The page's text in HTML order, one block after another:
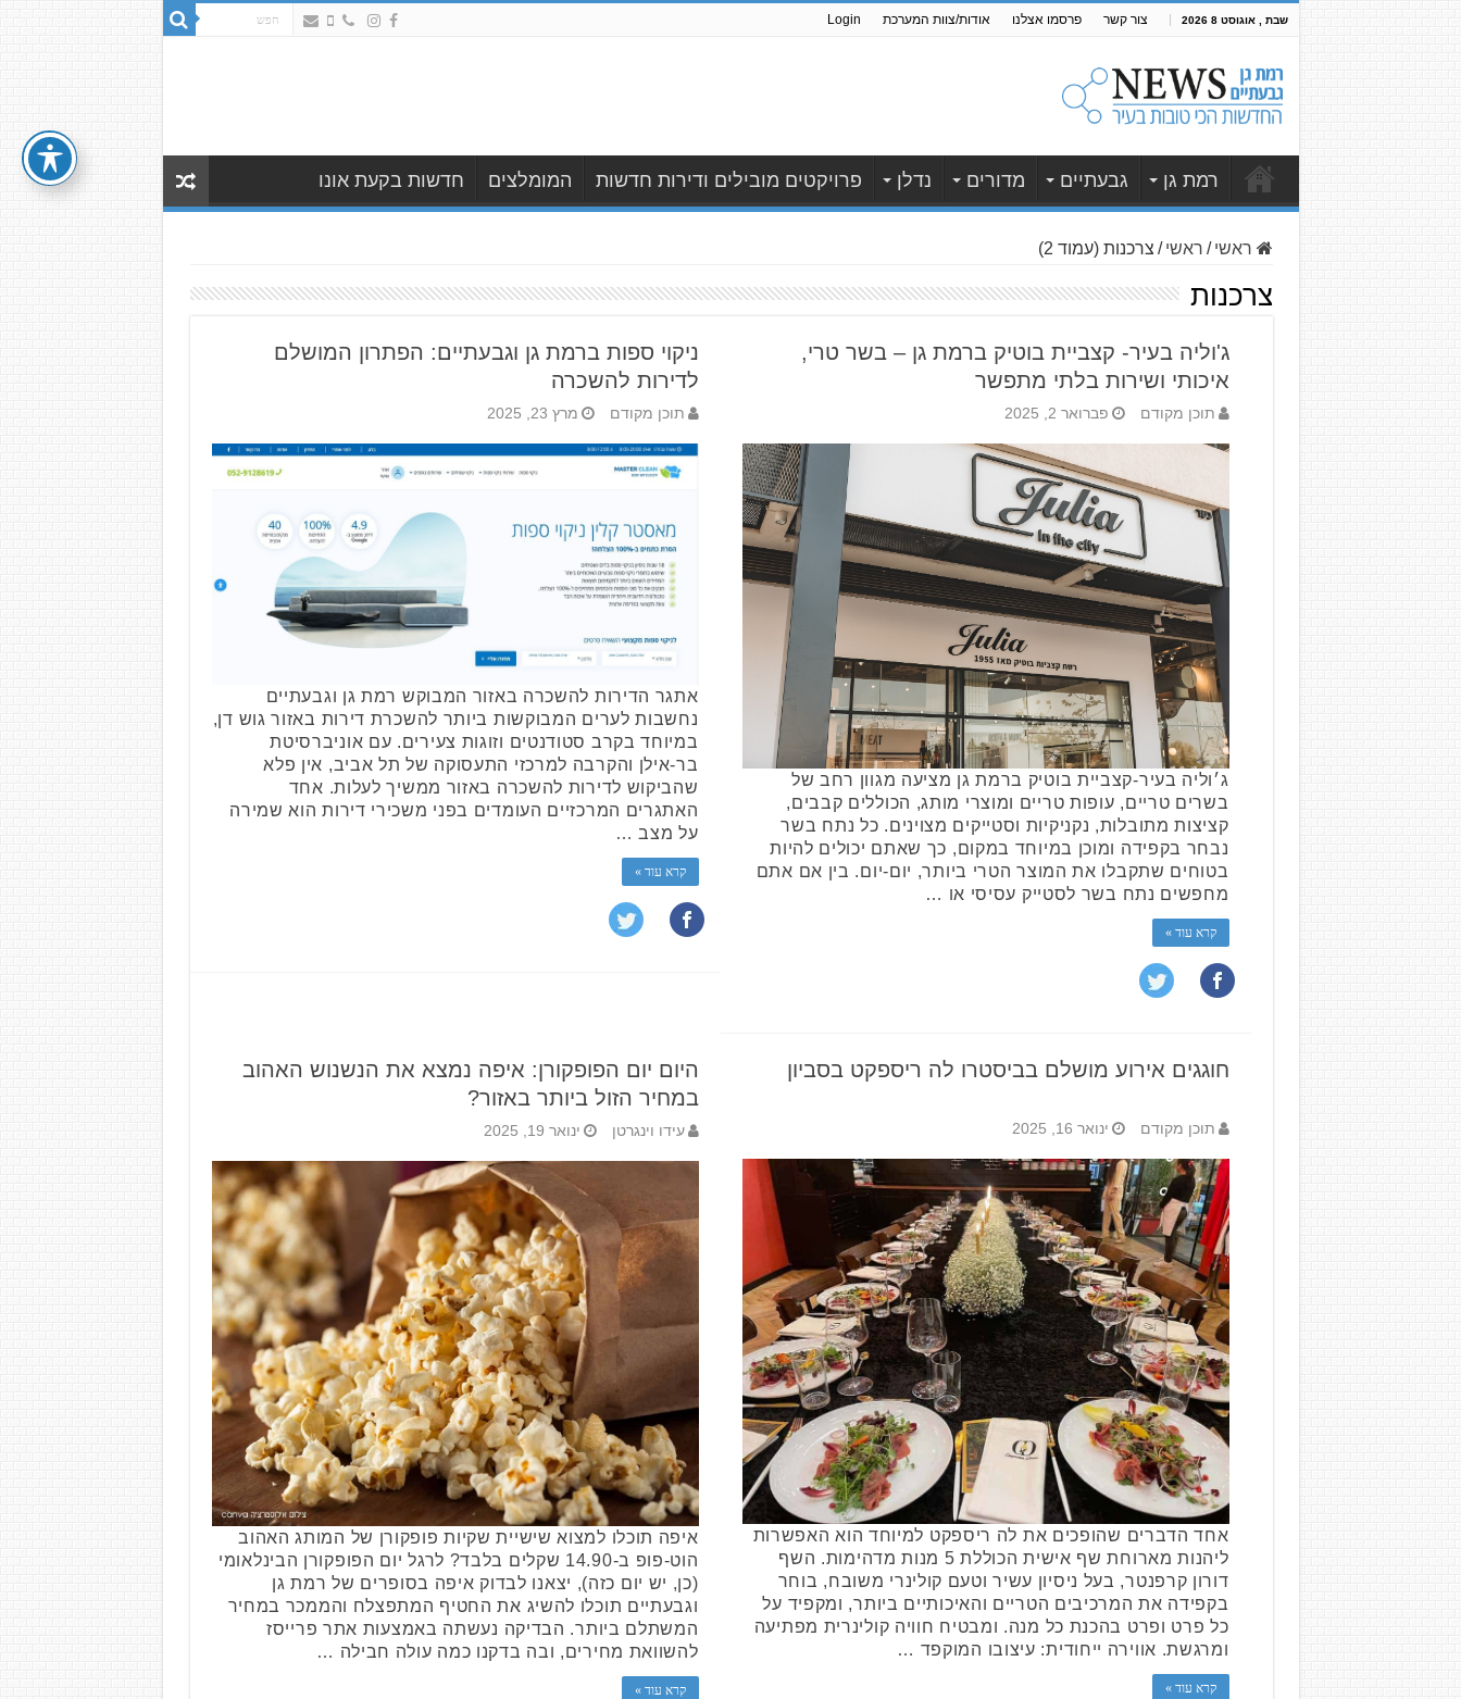
שבת , אוגוסט 8 2026 צור קשר פרסמו אצלנו אודות/צוות המערכת Login
רמת גן גבעתיים מדורים נדלן פרויקטים מובילים ודירות חדשות המומלצים חדשות בקעת אונו
ראשי / ראשי / צרכנות (עמוד 2)
צרכנות
ניקוי ספות ברמת גן וגבעתיים: הפתרון המושלם
לדירות להשכרה
תוכן מקודם מרץ 23, 2025
אתגר הדירות להשכרה באזור המבוקש רמת גן וגבעתיים
נחשבות לערים המבוקשות ביותר להשכרת דירות באזור גוש דן,
במיוחד בקרב סטודנטים וזוגות צעירים. עם אוניברסיטת
בר-אילן והקרבה למרכזי התעסוקה של תל אביב, אין פלא
שהביקוש לדירות להשכרה באזור ממשיך לעלות. אחד
האתגרים המרכזיים העומדים בפני משכירי דירות הוא שמירה
על מצב …
קרא עוד »
ג'וליה בעיר- קצביית בוטיק ברמת גן – בשר טרי,
איכותי ושירות בלתי מתפשר
תוכן מקודם פברואר 2, 2025
ג׳וליה בעיר-קצביית בוטיק ברמת גן מציעה מגוון רחב של
בשרים טריים, עופות טריים ומוצרי מותג, הכוללים קבבים,
קציצות מתובלות, נקניקיות וסטייקים מצוינים. כל נתח בשר
נבחר בקפידה ומוכן במיוחד במקום, כך שאתם יכולים להיות
בטוחים שתקבלו את המוצר הטרי ביותר, יום-יום. בין אם אתם
מחפשים נתח בשר לסטייק עסיסי או …
קרא עוד »
היום יום הפופקורן: איפה נמצא את הנשנוש האהוב
במחיר הזול ביותר באזור?
עידו וינגרטן ינואר 19, 2025
איפה תוכלו למצוא שישיית שקיות פופקורן של המותג האהוב
הוט-פופ ב-14.90 שקלים בלבד? לרגל יום הפופקורן הבינלאומי
(כן, יש יום כזה), יצאנו לבדוק איפה בסופרים של רמת גן
וגבעתיים תוכלו להשיג את החטיף המתפצלח והממכר במחיר
המשתלם ביותר. הבדיקה נעשתה באמצעות אתר פרייסז
להשוואת מחירים, ובה בדקנו כמה עולה חבילה …
קרא עוד »
חוגגים אירוע מושלם בביסטרו לה ריספקט בסביון
תוכן מקודם ינואר 16, 2025
אחד הדברים שהופכים את לה ריספקט למיוחד הוא האפשרות
ליהנות מארוחת שף אישית הכוללת 5 מנות מדהימות. השף
דורון קרפנטר, בעל ניסיון עשיר וטעם קולינרי משובח, בוחר
בקפידה את המרכיבים הטריים והאיכותיים ביותר, ומקפיד על
כל פרט ופרט בהכנת כל מנה. ומבטיח חוויה קולינרית מפתיעה
ומרגשת. אווירה ייחודית: עיצובו המוקפד …
קרא עוד »